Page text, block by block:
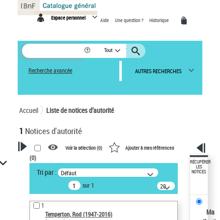
Espace personnel Aide Une question ? Historique
Tout
Recherche avancée AUTRES RECHERCHES
Accueil Liste de notices d’autorité
1 Notices d'autorité
VOTRE RECHERCHE
Recherche avancée dans les
notices d’autorité
Œuvres liées à l'auteur :
Temperton, Rod (1947-2016)
Voir la sélection (0) Ajouter à mes références
(0)
Tri par : Défaut
sur 1
20
résultats/page
1
Temperton, Rod (1947-2016)
RÉCUPÉRER
LES
NOTICES
Ma
Panneau de gestion des cookies